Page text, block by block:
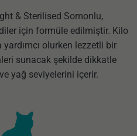
& Sterilised Somonlu,
için formüle edilmiştir. Kilo
olurken lezzetli bir
sunacak şekilde dikkatle
yağ seviyelerini içerir.